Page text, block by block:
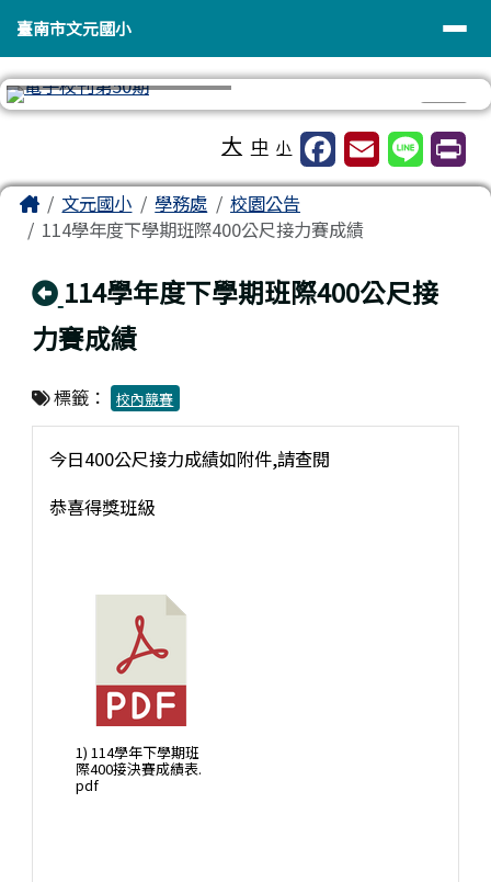
臺南市文元國小
導覽列
臺南市文元國小
大 中 小
主內容區域
Home文元國小 學務處
校園公告
114學年度下學期班際400公尺接力賽成績
回上頁
114學年度下學期班際400公尺接
力賽成績
標籤： 校內競賽
今日400公尺接力成績如附件,請查閱
恭喜得獎班級
1) 114學年下學期班
際400接決賽成績表.
pdf
頁尾區域